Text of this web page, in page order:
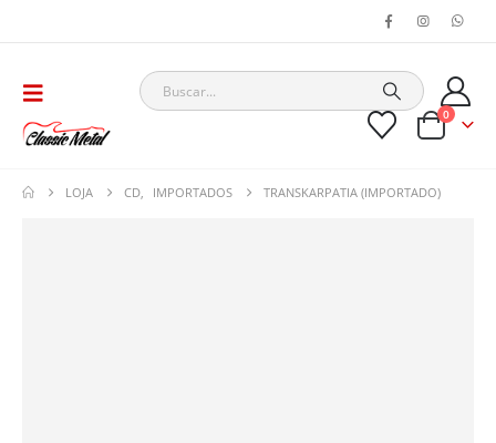
0
LOJA CD IMPORTADOS TRANSKARPATIA (IMPORTADO)